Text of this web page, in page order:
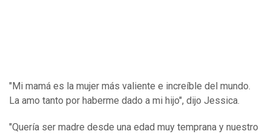
"Mi mamá es la mujer más valiente e increíble del mundo.
La amo tanto por haberme dado a mi hijo", dijo Jessica.
"Quería ser madre desde una edad muy temprana y nuestro